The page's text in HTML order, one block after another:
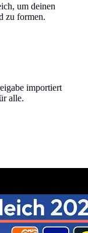
um deinen
zu formen.
importiert
alle.